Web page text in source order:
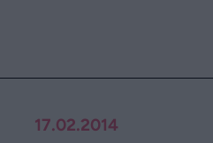
17.02.2014